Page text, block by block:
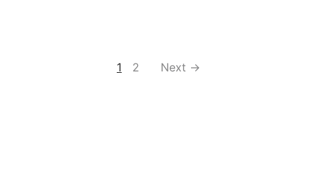
1 2 Next →